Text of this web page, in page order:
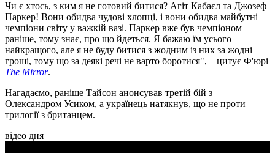
Чи є хтось, з ким я не готовий битися? Агіт Кабаєл та Джозеф
Паркер! Вони обидва чудові хлопці, і вони обидва майбутні
чемпіони світу у важкій вазі. Паркер вже був чемпіоном
раніше, тому знає, про що йдеться. Я бажаю їм усього
найкращого, але я не буду битися з жодним із них за жодні
гроші, тому що за деякі речі не варто боротися", – цитує Ф'юрі
The Mirror.
Нагадаємо, раніше Тайсон анонсував третій бій з
Олександром Усиком, а українець натякнув, що не проти
трилогії з британцем.
відео дня